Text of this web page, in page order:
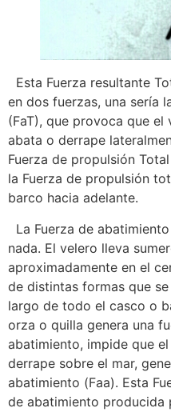
Esta Fuerza resultante
en dos fuerzas, una sería
(FaT), que provoca que
abata o derrape
Fuerza de propulsión
la Fuerza de propulsión
barco hacia adelante.
La Fuerza de
nada. El velero lleva
aproximadamente en el
de distintas formas que
largo de todo el casco o
orza o quilla genera una
abatimiento, impide que
derrape sobre el mar,
abatimiento (Faa). Esta
de abatimiento producida